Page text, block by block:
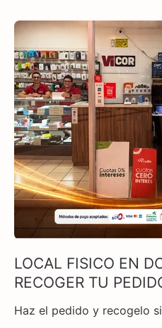
LOCAL FISICO EN
RECOGER TU
Haz el pedido y recogelo